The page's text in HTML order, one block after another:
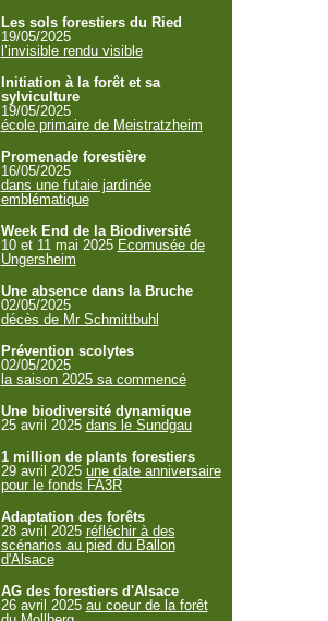
Les sols forestiers du Ried
19/05/2025
l’invisible rendu visible
Initiation à la forêt et sa
sylviculture
19/05/2025
école primaire de Meistratzheim
Promenade forestière
16/05/2025
dans une futaie jardinée
emblématique
Week End de la Biodiversité
10 et 11 mai 2025 Ecomusée de
Ungersheim
Une absence dans la Bruche
02/05/2025
décès de Mr Schmittbuhl
Prévention scolytes
02/05/2025
la saison 2025 sa commencé
Une biodiversité dynamique
25 avril 2025 dans le Sundgau
1 million de plants forestiers
29 avril 2025 une date anniversaire
pour le fonds FA3R
Adaptation des forêts
28 avril 2025 réfléchir à des
scénarios au pied du Ballon
d'Alsace
AG des forestiers d'Alsace
26 avril 2025 au coeur de la forêt